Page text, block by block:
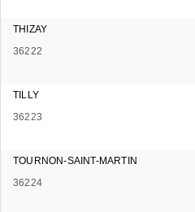
THIZAY
36222
TILLY
36223
TOURNON-SAINT-MARTIN
36224